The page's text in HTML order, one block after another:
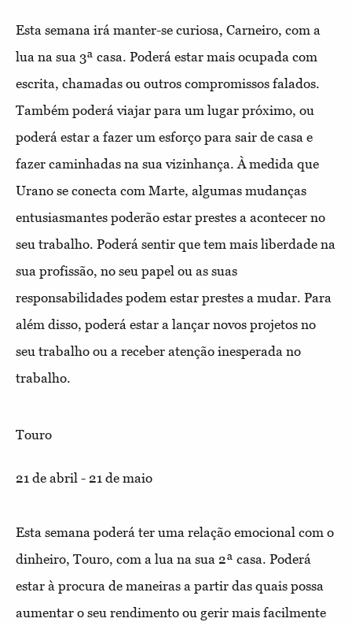
Esta semana irá manter-se curiosa, Carneiro, com a
lua na sua 3ª casa. Poderá estar mais ocupada com
escrita, chamadas ou outros compromissos falados.
Também poderá viajar para um lugar próximo, ou
poderá estar a fazer um esforço para sair de casa e
fazer caminhadas na sua vizinhança. À medida que
Urano se conecta com Marte, algumas mudanças
entusiasmantes poderão estar prestes a acontecer no
seu trabalho. Poderá sentir que tem mais liberdade na
sua profissão, no seu papel ou as suas
responsabilidades podem estar prestes a mudar. Para
além disso, poderá estar a lançar novos projetos no
seu trabalho ou a receber atenção inesperada no
trabalho.
Touro
21 de abril - 21 de maio
Esta semana poderá ter uma relação emocional com o
dinheiro, Touro, com a lua na sua 2ª casa. Poderá
estar à procura de maneiras a partir das quais possa
aumentar o seu rendimento ou gerir mais facilmente